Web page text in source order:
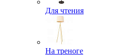
Для чтения
На треноге